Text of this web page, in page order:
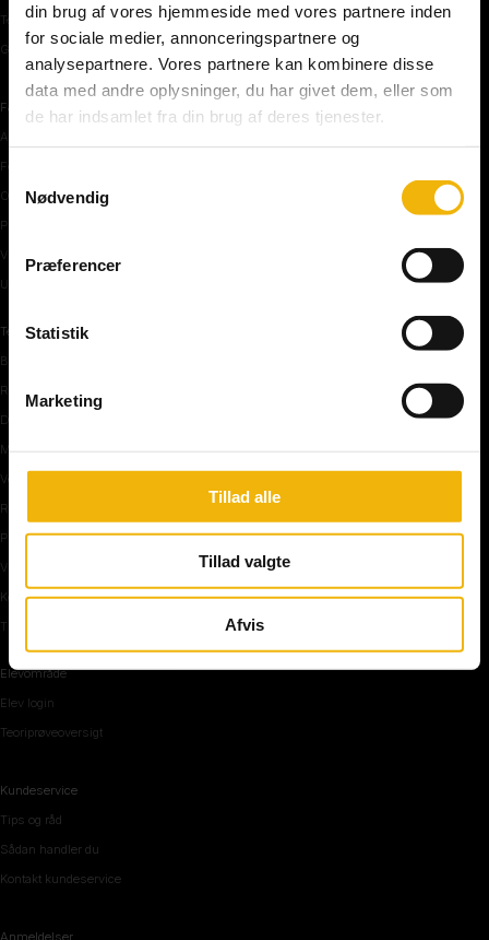
din brug af vores hjemmeside med vores partnere inden
for sociale medier, annonceringspartnere og
analysepartnere. Vores partnere kan kombinere disse
data med andre oplysninger, du har givet dem, eller som
de har indsamlet fra din brug af deres tjenester.
Nødvendig
Præferencer
Statistik
Marketing
Tillad alle
Tillad valgte
Afvis
Teoriprøver – pakker/priser
Generhvervelse af kørekort
Færdselstavler
Advarselstavler
Forbudstavler
Oplysningstavler
Påbudstavler
Vigepligtstavler
Undertavler
Teoriundervisning
Bilens teknik
Risikoforhold
De første manøvre på vej
Manøvre på vej
Vejkryds
Rundkørsel og motorvej
Parkering, mørke og tunnel
Vi mennesker
Køreteknik
Tips og råd inden teoriprøven
Elevområde
Elev login
Teoriprøveoversigt
Kundeservice
Tips og råd
Sådan handler du
Kontakt kundeservice
Anmeldelser